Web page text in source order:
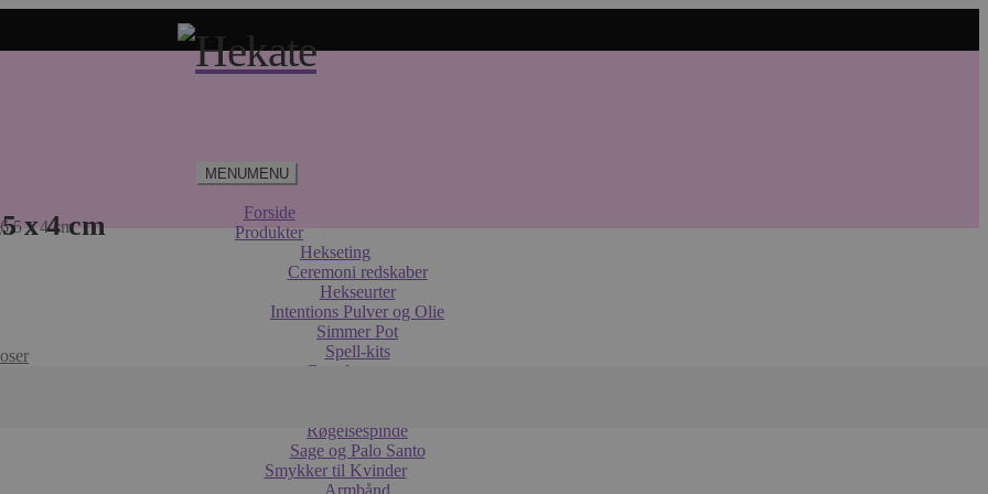
MENUMENU
Forside
Produkter
Hekseting
Ceremoni redskaber
Hekseurter
Intentions Pulver og Olie
Simmer Pot
Spell-kits
Røgelse
Røgelsespinde
Sage og Palo Santo
Smykker til Kvinder
Armbånd
x 4 cm
x 4 cm